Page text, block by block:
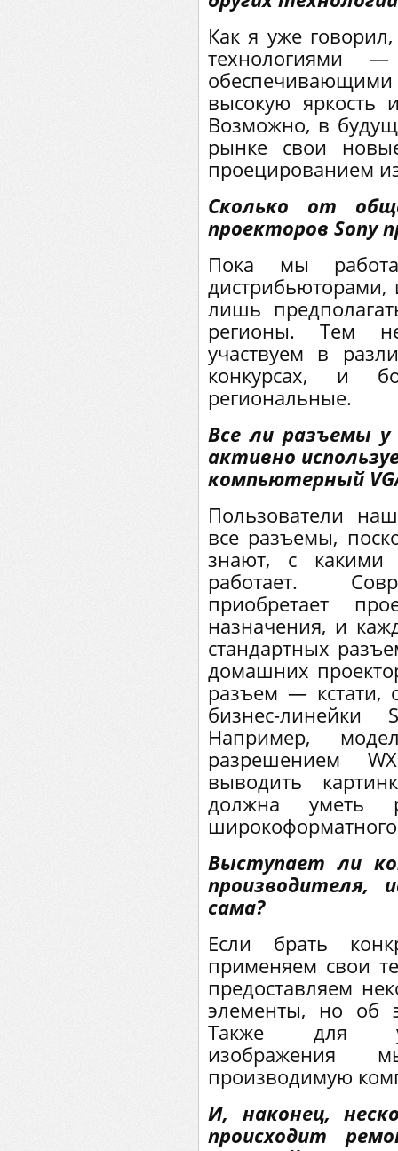
Как я уже
технологиями
высокую яркость
Возможно, в
рынке свои
проецированием
Сколько от
проекторов Sony
Пока мы
лишь
регионы. Тем
участвуем в
конкурсах, и
региональные.
Все ли разъемы у
активно
компьютерный
Пользователи
все разъемы,
знают, с какими
работает.
приобретает
назначения, и
стандартных
домашних
разъем — кстати,
бизнес-линейки
Например,
разрешением
выводить
должна уметь
Выступает ли
производителя,
сама?
Если брать
применяем свои
предоставляем
элементы, но об
Также для
изображения
производимую
И, наконец,
происходит